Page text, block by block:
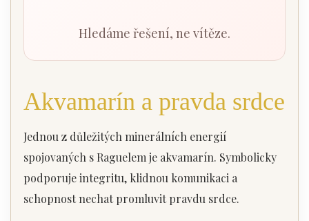
Hledáme řešení, ne vítěze.
Akvamarín a pravda srdce
Jednou z důležitých minerálních energií
spojovaných s Raguelem je akvamarín. Symbolicky
podporuje integritu, klidnou komunikaci a
schopnost nechat promluvit pravdu srdce.